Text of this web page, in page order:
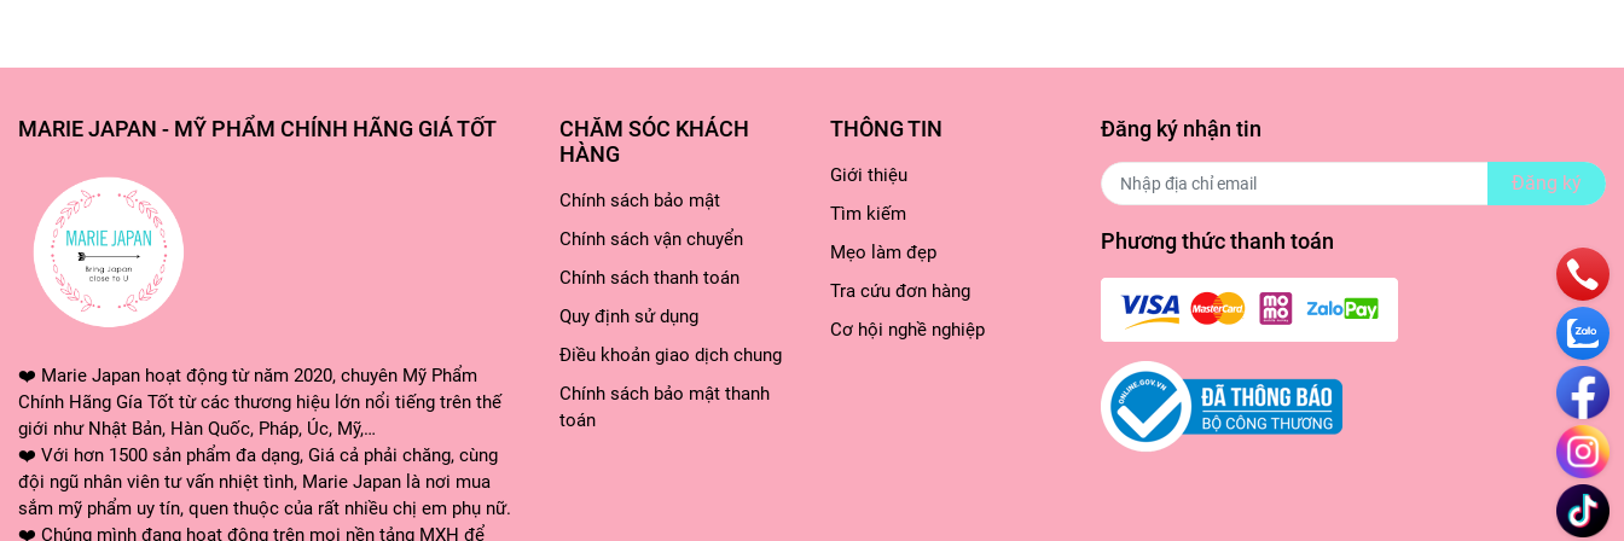
Dành cho những làn da khô ráp, sần sùi
HƯỚNG DẪN SỬ DỤNG:
- Khi dùng sữa rửa mặt ngăn mụn skinlife cow xong, sau đó cho một ít nước hoa hồng lên miếng bông tẩy trang rồi thoa
nhẹ nhàng lên mặt theo chiều kim đồng hồ.
- Sản phẩm nên được kết hợp cùng với sữa rửa mặt của skinlife cow hiệu quả rất tốt, được dùng hàng ngày để làm sạch
da.
MARIE JAPAN - MỸ PHẨM CHÍNH HÃNG GIÁ TỐT
❤️ Marie Japan hoạt động từ năm 2020, chuyên Mỹ Phẩm
Chính Hãng Gía Tốt từ các thương hiệu lớn nổi tiếng trên thế
giới như Nhật Bản, Hàn Quốc, Pháp, Úc, Mỹ,…
❤️ Với hơn 1500 sản phẩm đa dạng, Giá cả phải chăng, cùng
đội ngũ nhân viên tư vấn nhiệt tình, Marie Japan là nơi mua
sắm mỹ phẩm uy tín, quen thuộc của rất nhiều chị em phụ nữ.
❤️ Chúng mình đang hoạt động trên mọi nền tảng MXH để
CHĂM SÓC KHÁCH
HÀNG
Chính sách bảo mật
Chính sách vận chuyển
Chính sách thanh toán
Quy định sử dụng
Điều khoản giao dịch chung
Chính sách bảo mật thanh
toán
THÔNG TIN
Giới thiệu
Tìm kiếm
Mẹo làm đẹp
Tra cứu đơn hàng
Cơ hội nghề nghiệp
Đăng ký nhận tin
Đăng ký
Phương thức thanh toán